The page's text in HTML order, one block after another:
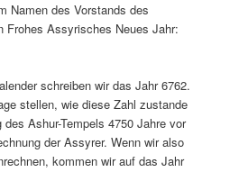
Namen des Vorstands des
Frohes Assyrisches Neues Jahr:
schreiben wir das Jahr 6762.
stellen, wie diese Zahl zustande
Ashur-Tempels 4750 Jahre vor
der Assyrer. Wenn wir also
kommen wir auf das Jahr